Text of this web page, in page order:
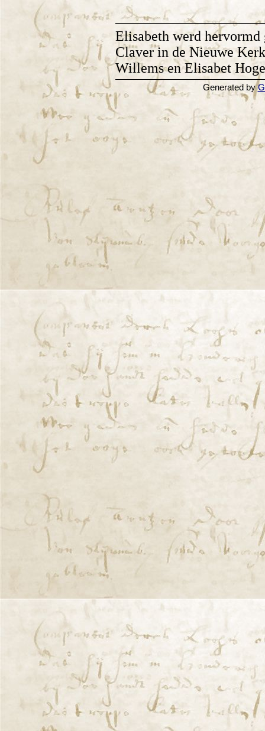
Elisabeth werd hervormd
Claver in de Nieuwe
Willems en Elisabet
Generated by